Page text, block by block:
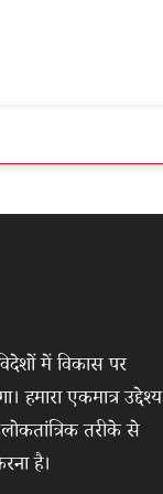
में विकास पर
हमारा एकमात्र उद्देश्य
तरीके से
है।